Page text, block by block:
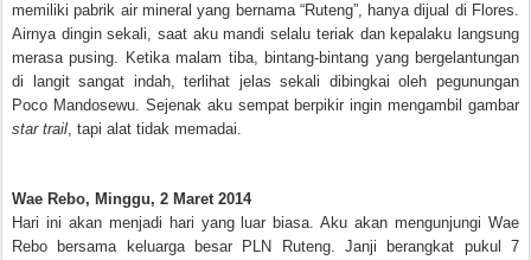
memiliki pabrik air mineral yang bernama “Ruteng”, hanya dijual di Flores.
Airnya dingin sekali, saat aku mandi selalu teriak dan kepalaku langsung
merasa pusing. Ketika malam tiba, bintang-bintang yang bergelantungan
di langit sangat indah, terlihat jelas sekali dibingkai oleh pegunungan
Poco Mandosewu. Sejenak aku sempat berpikir ingin mengambil gambar
star trail, tapi alat tidak memadai.
Wae Rebo, Minggu, 2 Maret 2014
Hari ini akan menjadi hari yang luar biasa. Aku akan mengunjungi Wae
Rebo bersama keluarga besar PLN Ruteng. Janji berangkat pukul 7